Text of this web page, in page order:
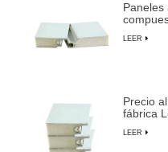
Paneles
LEER
Precio
fábrica
más
LEER